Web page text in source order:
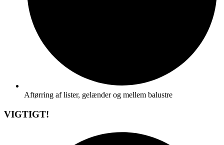
Aftørring af lister, gelænder og mellem balustre
VIGTIGT!